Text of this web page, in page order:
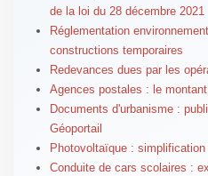
de la loi du 28 décembre 2021
Réglementation
constructions temporaires
Redevances dues par les
Agences postales : le
Documents d'urbanisme :
Géoportail
Photovoltaïque : simplification
Conduite de cars scolaires :